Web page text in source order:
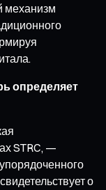
механизм
определяет
STRC, —
о